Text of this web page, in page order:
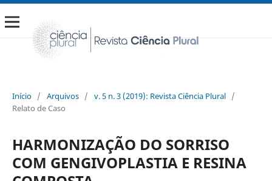
Início / Arquivos / v. 5 n. 3 (2019): Revista Ciência Plural /
Relato de Caso
HARMONIZAÇÃO DO SORRISO
COM GENGIVOPLASTIA E RESINA